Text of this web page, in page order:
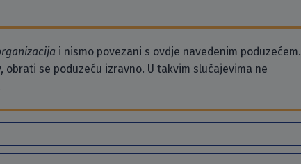
i nismo povezani s ovdje navedenim poduzećem.
se poduzeću izravno. U takvim slučajevima ne